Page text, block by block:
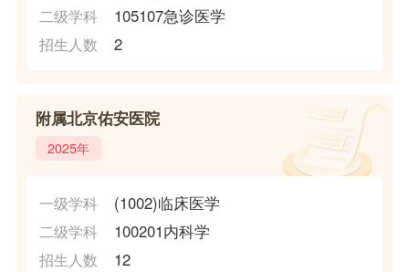
二级学科 105107急诊医学
招生人数 2
附属北京佑安医院
2025年
一级学科 (1002)临床医学
二级学科 100201内科学
招生人数 12